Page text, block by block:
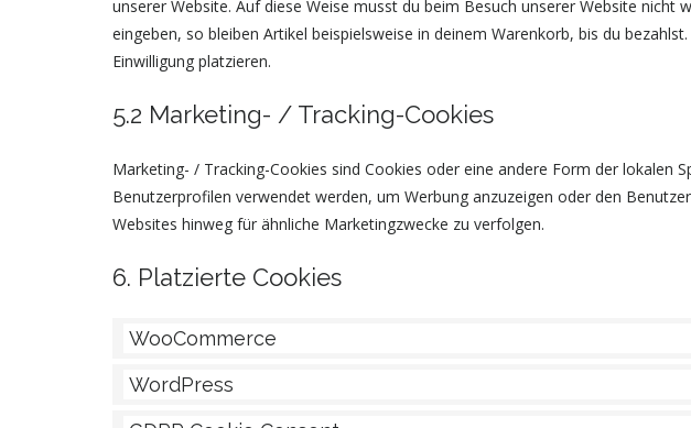
unserer Website. Auf diese Weise musst du beim Besuch unserer Website nicht
eingeben, so bleiben Artikel beispielsweise in deinem Warenkorb, bis du
Einwilligung platzieren.
5.2 Marketing- / Tracking-Cookies
Marketing- / Tracking-Cookies sind Cookies oder eine andere Form der lokalen
Benutzerprofilen verwendet werden, um Werbung anzuzeigen oder den
Websites hinweg für ähnliche Marketingzwecke zu verfolgen.
6. Platzierte Cookies
WooCommerce
WordPress